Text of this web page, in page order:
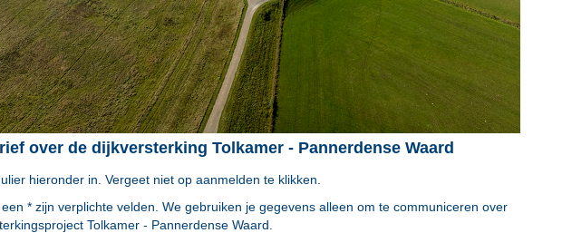
over de dijkversterking Tolkamer - Pannerdense Waard
hieronder in. Vergeet niet op aanmelden te klikken.
* zijn verplichte velden. We gebruiken je gegevens alleen om te communiceren over
Tolkamer - Pannerdense Waard.